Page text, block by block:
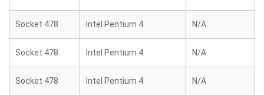
Socket 478 Intel Pentium 4 N/A
Socket 478 Intel Pentium 4 N/A
Socket 478 Intel Pentium 4 N/A